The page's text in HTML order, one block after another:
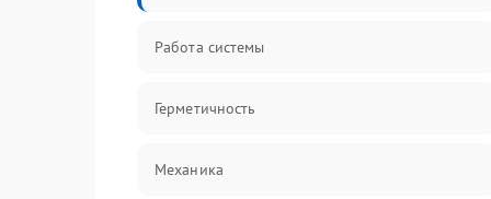
Работа системы
Герметичность
Механика